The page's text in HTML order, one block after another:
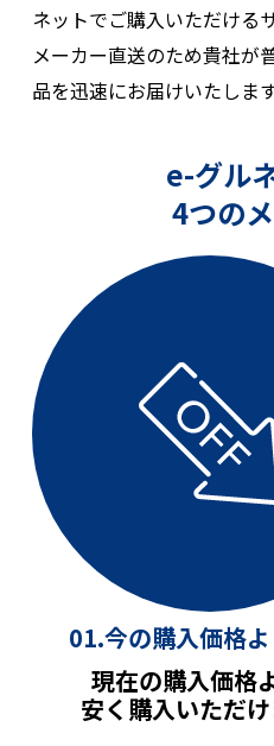
ネットでご購入いただける
メーカー直送のため貴社が
品を迅速にお届けいたします
e-グル
4つの
01.今の購入価格
現在の購入価格
安く購入いただけ